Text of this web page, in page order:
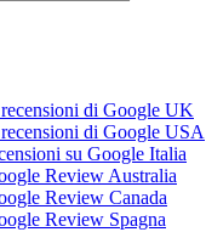
di Google UK
di Google USA
su Google Italia
Review Australia
Review Canada
Review Spagna